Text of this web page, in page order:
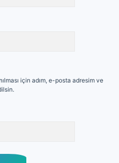
için adım, e-posta adresim ve